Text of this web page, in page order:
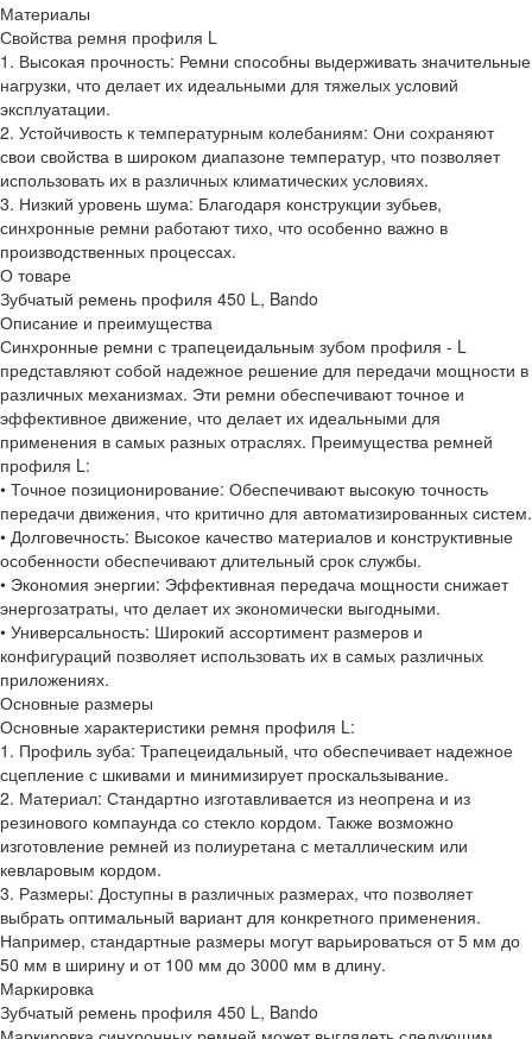
Материалы
Свойства ремня профиля L
1. Высокая прочность: Ремни способны выдерживать значительные
нагрузки, что делает их идеальными для тяжелых условий
эксплуатации.
2. Устойчивость к температурным колебаниям: Они сохраняют
свои свойства в широком диапазоне температур, что позволяет
использовать их в различных климатических условиях.
3. Низкий уровень шума: Благодаря конструкции зубьев,
синхронные ремни работают тихо, что особенно важно в
производственных процессах.
О товаре
Зубчатый ремень профиля 450 L, Bando
Описание и преимущества
Синхронные ремни с трапецеидальным зубом профиля - L
представляют собой надежное решение для передачи мощности в
различных механизмах. Эти ремни обеспечивают точное и
эффективное движение, что делает их идеальными для
применения в самых разных отраслях. Преимущества ремней
профиля L:
• Точное позиционирование: Обеспечивают высокую точность
передачи движения, что критично для автоматизированных систем.
• Долговечность: Высокое качество материалов и конструктивные
особенности обеспечивают длительный срок службы.
• Экономия энергии: Эффективная передача мощности снижает
энергозатраты, что делает их экономически выгодными.
• Универсальность: Широкий ассортимент размеров и
конфигураций позволяет использовать их в самых различных
приложениях.
Основные размеры
Основные характеристики ремня профиля L:
1. Профиль зуба: Трапецеидальный, что обеспечивает надежное
сцепление с шкивами и минимизирует проскальзывание.
2. Материал: Стандартно изготавливается из неопрена и из
резинового компаунда со стекло кордом. Также возможно
изготовление ремней из полиуретана с металлическим или
кевларовым кордом.
3. Размеры: Доступны в различных размерах, что позволяет
выбрать оптимальный вариант для конкретного применения.
Например, стандартные размеры могут варьироваться от 5 мм до
50 мм в ширину и от 100 мм до 3000 мм в длину.
Маркировка
Зубчатый ремень профиля 450 L, Bando